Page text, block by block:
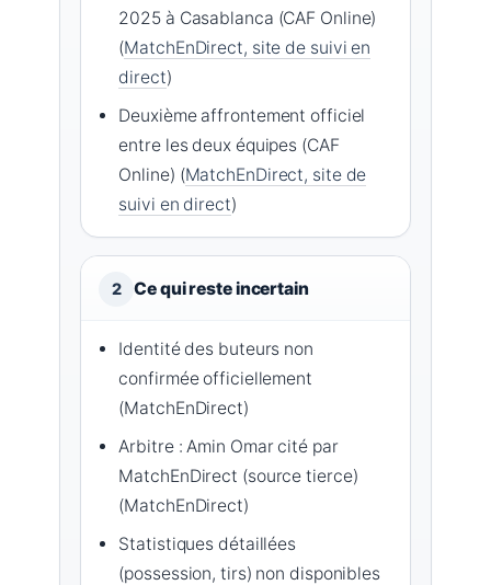
2025 à Casablanca (CAF Online)
(MatchEnDirect, site de suivi en
direct)
Deuxième affrontement officiel
entre les deux équipes (CAF
Online) (MatchEnDirect, site de
suivi en direct)
2 Ce qui reste incertain
Identité des buteurs non
confirmée officiellement
(MatchEnDirect)
Arbitre : Amin Omar cité par
MatchEnDirect (source tierce)
(MatchEnDirect)
Statistiques détaillées
(possession, tirs) non disponibles